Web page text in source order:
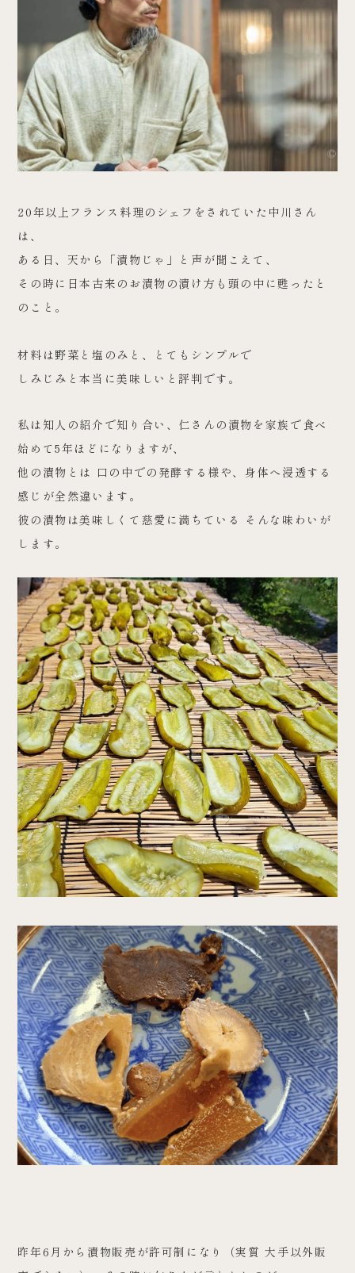
20年以上フランス料理のシェフをされていた中川さん
は、
ある日、天から「漬物じゃ」と声が聞こえて、
その時に日本古来のお漬物の漬け方も頭の中に甦ったと
のこと。
材料は野菜と塩のみと、とてもシンプルで
しみじみと本当に美味しいと評判です。
私は知人の紹介で知り合い、仁さんの漬物を家族で食べ
始めて5年ほどになりますが、
他の漬物とは 口の中での発酵する様や、身体へ浸透する
感じが全然違います。
彼の漬物は美味しくて慈愛に満ちている そんな味わいが
します。
昨年6月から漬物販売が許可制になり（実質 大手以外販